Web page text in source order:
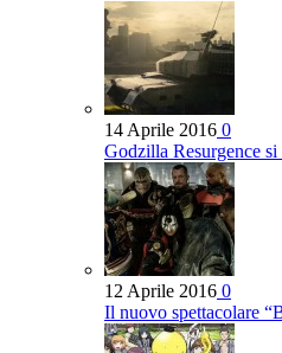
14 Aprile 2016 0
Godzilla Resurgence
12 Aprile 2016 0
Il nuovo spettacolare